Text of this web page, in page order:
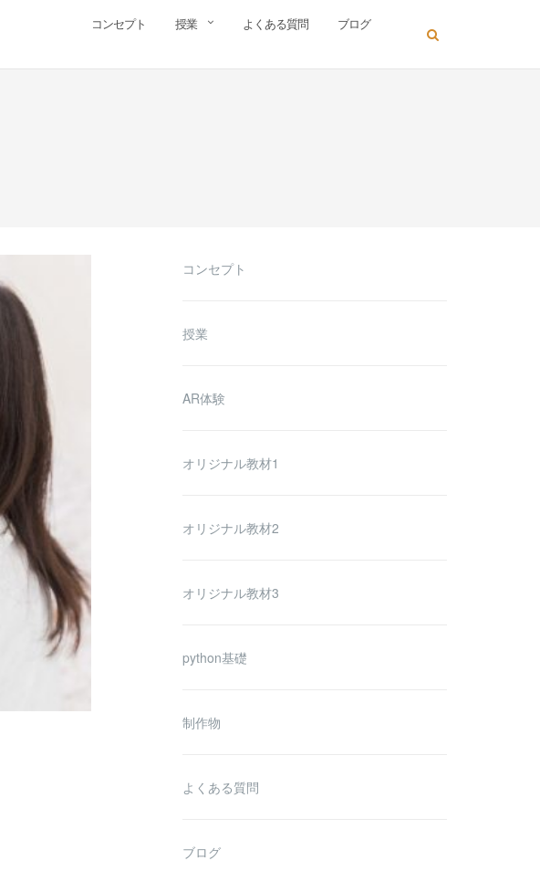
コンセプト 授業 よくある質問 ブログ
コンセプト
授業
AR体験
オリジナル教材1
オリジナル教材2
オリジナル教材3
python基礎
制作物
よくある質問
ブログ